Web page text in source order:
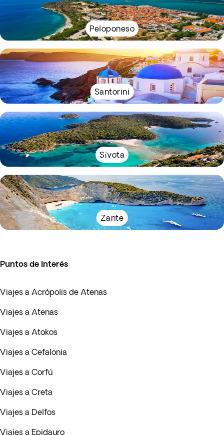
Peloponeso
Santorini
Sívota
Zante
Puntos de Interés
Viajes a Acrópolis de Atenas
Viajes a Atenas
Viajes a Atokos
Viajes a Cefalonia
Viajes a Corfú
Viajes a Creta
Viajes a Delfos
Viajes a Epidauro